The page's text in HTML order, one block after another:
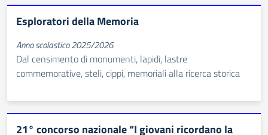
Esploratori della Memoria
Anno scolastico 2025/2026
Dal censimento di monumenti, lapidi, lastre
commemorative, steli, cippi, memoriali alla ricerca storica
21° concorso nazionale “I giovani ricordano la